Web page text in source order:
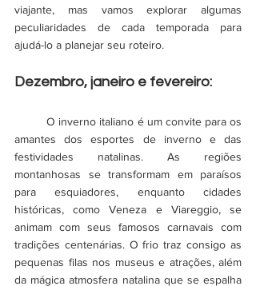
viajante, mas vamos explorar algumas
peculiaridades de cada temporada para
ajudá-lo a planejar seu roteiro.
Dezembro, janeiro e fevereiro:
	O inverno italiano é um convite para os
amantes dos esportes de inverno e das
festividades natalinas. As regiões
montanhosas se transformam em paraísos
para esquiadores, enquanto cidades
históricas, como Veneza e Viareggio, se
animam com seus famosos carnavais com
tradições centenárias. O frio traz consigo as
pequenas filas nos museus e atrações, além
da mágica atmosfera natalina que se espalha